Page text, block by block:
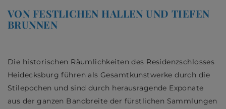
VON FESTLICHEN HALLEN UND TIEFEN
BRUNNEN
Die historischen Räumlichkeiten des Residenzschlosses
Heidecksburg führen als Gesamtkunstwerke durch die
Stilepochen und sind durch herausragende Exponate
aus der ganzen Bandbreite der fürstlichen Sammlungen